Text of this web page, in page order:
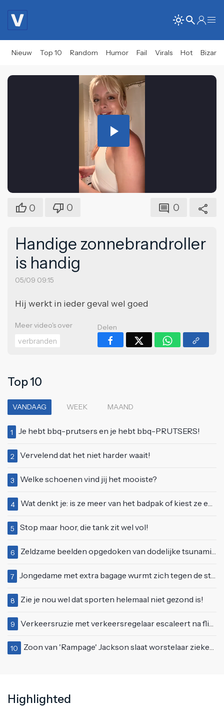
Nieuw Top 10 Random Humor Fail Virals Hot Bizar
Play
Video
0 0 0
Handige zonnebrandroller
is handig
05/09 09:15
Hij werkt in ieder geval wel goed
Meer video's over
verbranden
Delen
Top 10
VANDAAG WEEK MAAND
1 Je hebt bbq-prutsers en je hebt bbq-PRUTSERS!
2 Vervelend dat het niet harder waait!
3 Welke schoenen vind jij het mooiste?
4 Wat denkt je: is ze meer van het badpak of kiest ze eerder voor een bikini?
5 Stop maar hoor, die tank zit wel vol!
6 Zeldzame beelden opgedoken van dodelijke tsunami uit 2004
7 Jongedame met extra bagage wurmt zich tegen de stroom van de roltrap
8 Zie je nou wel dat sporten helemaal niet gezond is!
9 Verkeersruzie met verkeersregelaar escaleert na flinke klap met pion
10 Zoon van 'Rampage' Jackson slaat worstelaar ziekenhuis in tijdens liveshow in LA
Highlighted